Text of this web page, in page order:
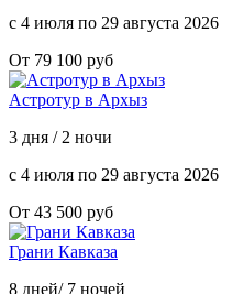
с 4 июля по 29 августа 2026
От 79 100 руб
Астротур в Архыз
3 дня / 2 ночи
с 4 июля по 29 августа 2026
От 43 500 руб
Грани Кавказа
8 дней/ 7 ночей